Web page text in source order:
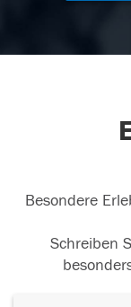
Besondere
Schreiben